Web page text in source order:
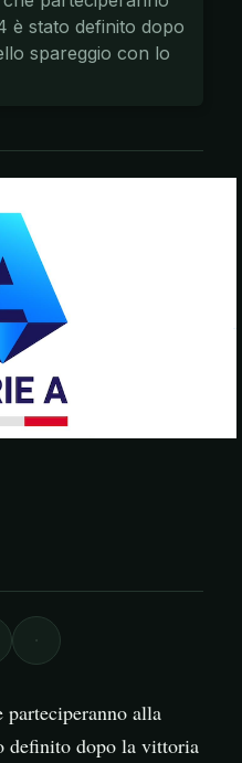
è stato definito dopo
spareggio con lo
parteciperanno alla
definito dopo la vittoria